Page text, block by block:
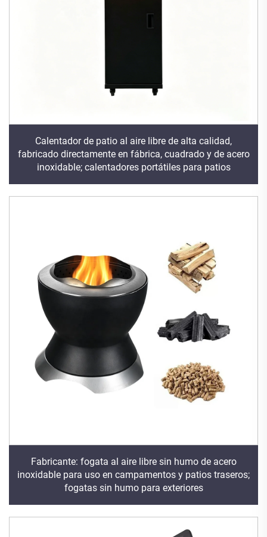
Calentador de patio al aire libre de alta calidad,
fabricado directamente en fábrica, cuadrado y de acero
inoxidable; calentadores portátiles para patios
Fabricante: fogata al aire libre sin humo de acero
inoxidable para uso en campamentos y patios traseros;
fogatas sin humo para exteriores